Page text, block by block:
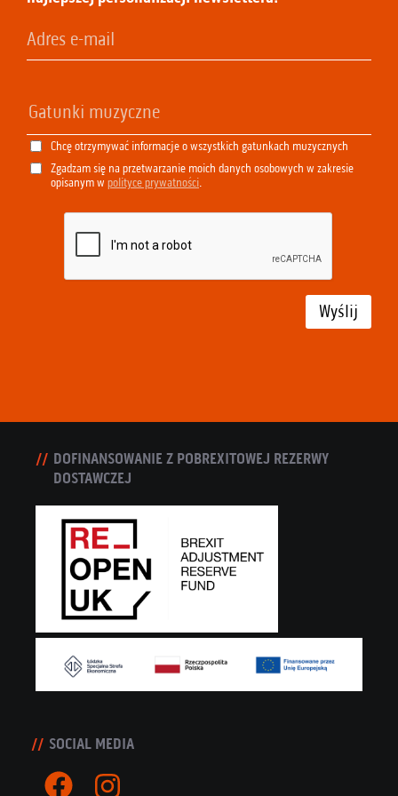
Chcę otrzymywać informacje o wszystkich gatunkach muzycznych
Zgadzam się na przetwarzanie moich danych osobowych w zakresie
opisanym w polityce prywatności.
Wyślij
DOFINANSOWANIE Z POBREXITOWEJ REZERWY
DOSTAWCZEJ
SOCIAL MEDIA